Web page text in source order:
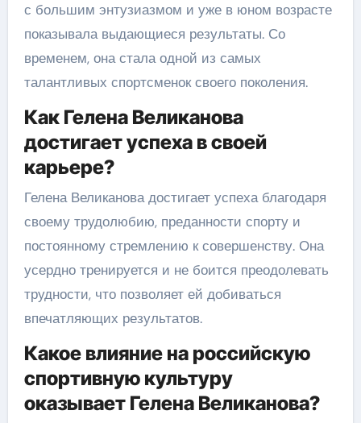
с большим энтузиазмом и уже в юном возрасте
показывала выдающиеся результаты. Со
временем, она стала одной из самых
талантливых спортсменок своего поколения.
Как Гелена Великанова
достигает успеха в своей
карьере?
Гелена Великанова достигает успеха благодаря
своему трудолюбию, преданности спорту и
постоянному стремлению к совершенству. Она
усердно тренируется и не боится преодолевать
трудности, что позволяет ей добиваться
впечатляющих результатов.
Какое влияние на российскую
спортивную культуру
оказывает Гелена Великанова?